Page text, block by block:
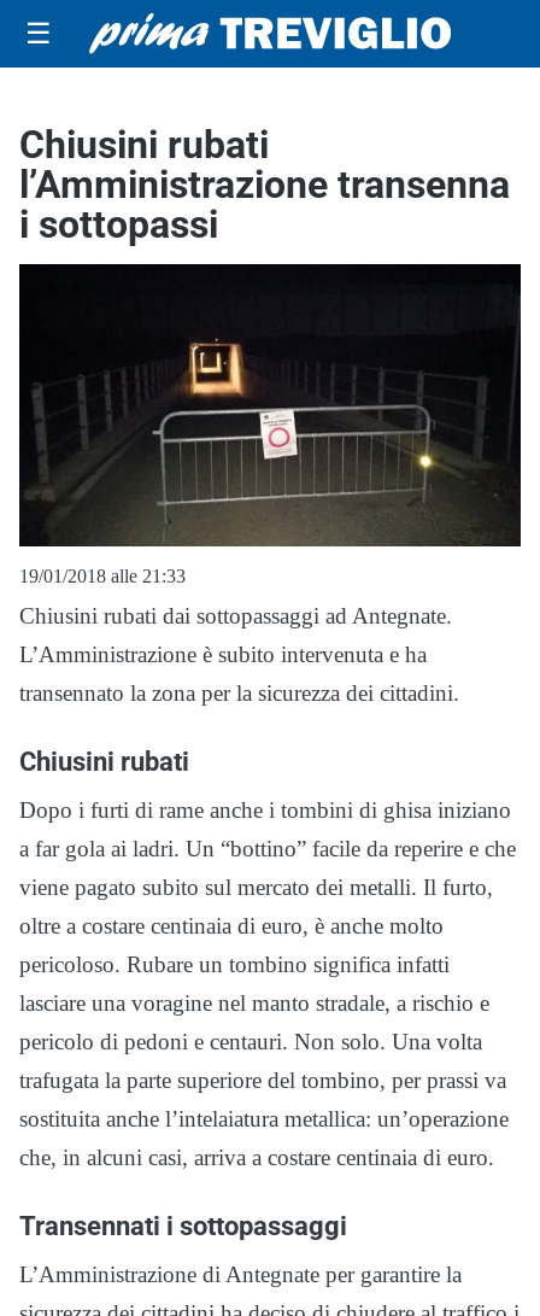
☰
Chiusini rubati
l’Amministrazione transenna
i sottopassi
19/01/2018 alle 21:33
Chiusini rubati dai sottopassaggi ad Antegnate.
L’Amministrazione è subito intervenuta e ha
transennato la zona per la sicurezza dei cittadini.
Chiusini rubati
Dopo i furti di rame anche i tombini di ghisa iniziano
a far gola ai ladri. Un “bottino” facile da reperire e che
viene pagato subito sul mercato dei metalli. Il furto,
oltre a costare centinaia di euro, è anche molto
pericoloso. Rubare un tombino significa infatti
lasciare una voragine nel manto stradale, a rischio e
pericolo di pedoni e centauri. Non solo. Una volta
trafugata la parte superiore del tombino, per prassi va
sostituita anche l’intelaiatura metallica: un’operazione
che, in alcuni casi, arriva a costare centinaia di euro.
Transennati i sottopassaggi
L’Amministrazione di Antegnate per garantire la